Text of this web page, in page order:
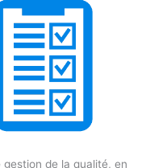
de la qualité, en